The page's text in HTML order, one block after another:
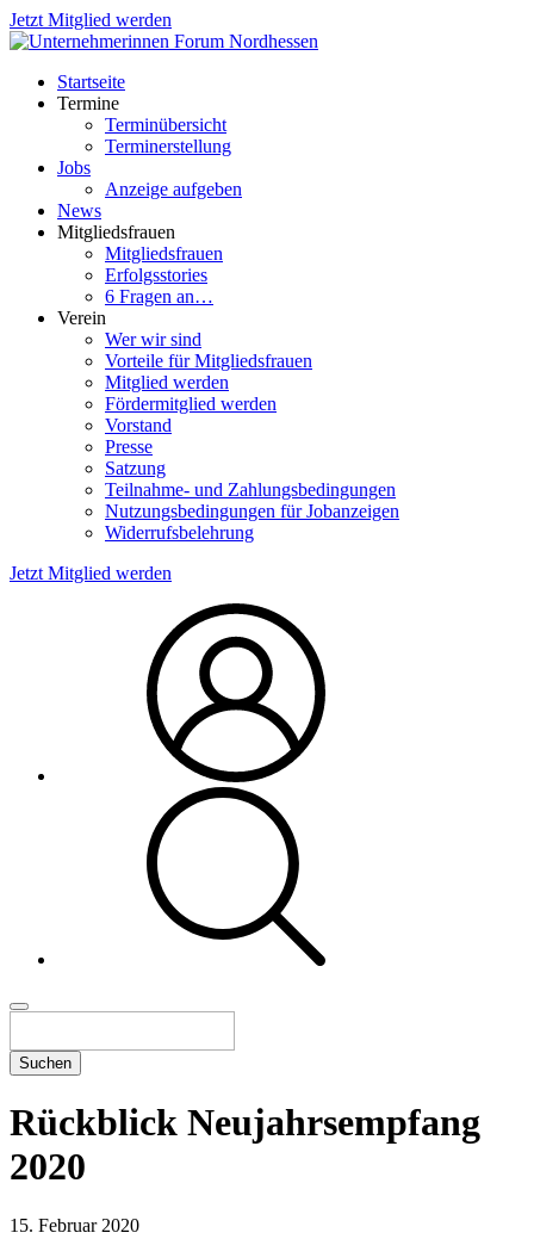
Jetzt Mitglied werden
Startseite
Termine
Terminübersicht
Terminerstellung
Jobs
Anzeige aufgeben
News
Mitgliedsfrauen
Mitgliedsfrauen
Erfolgsstories
6 Fragen an…
Verein
Wer wir sind
Vorteile für Mitgliedsfrauen
Mitglied werden
Fördermitglied werden
Vorstand
Presse
Satzung
Teilnahme- und Zahlungsbedingungen
Nutzungsbedingungen für Jobanzeigen
Widerrufsbelehrung
Jetzt Mitglied werden
Suchen
Rückblick Neujahrsempfang
2020
15. Februar 2020